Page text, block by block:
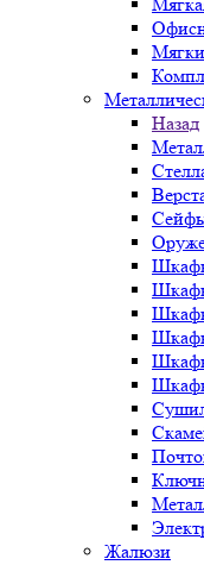
Назад
Жалюзи